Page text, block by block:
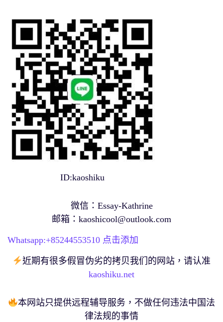
ID:kaoshiku
微信：Essay-Kathrine
邮箱： kaoshicool@outlook.com
Whatsapp:+85244553510 点击添加
近期有很多假冒伪劣的拷贝我们的网站，请认准
kaoshiku.net
本网站只提供远程辅导服务，不做任何违法中国法
律法规的事情